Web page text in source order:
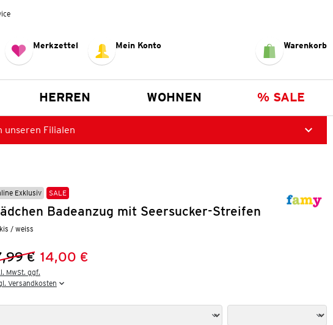
Merkzettel Mein Konto Warenkorb
HERREN WOHNEN % SALE
Filialen
Exklusiv SALE
Badeanzug mit Seersucker-Streifen
/ weiss
Preis:
€Preis:
14,00 €
MwSt. ggf.
Versandkosten